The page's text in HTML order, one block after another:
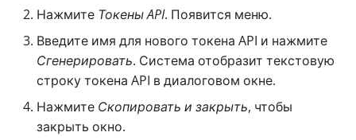
Нажмите Токены API. Появится меню.
Введите имя для нового токена API и нажмите
Сгенерировать. Система отобразит текстовую
строку токена API в диалоговом окне.
Нажмите Скопировать и закрыть, чтобы
закрыть окно.